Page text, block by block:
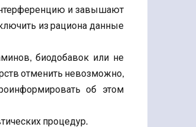
и завышают
из рациона данные
биодобавок или не
отменить невозможно,
об этом
процедур.